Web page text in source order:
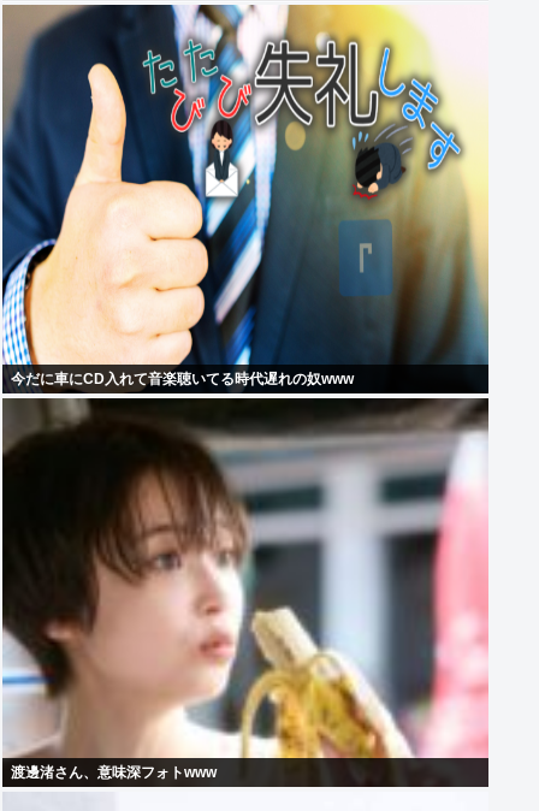
今だに車にCD入れて音楽聴いてる時代遅れの奴www
渡邊渚さん、意味深フォトwww